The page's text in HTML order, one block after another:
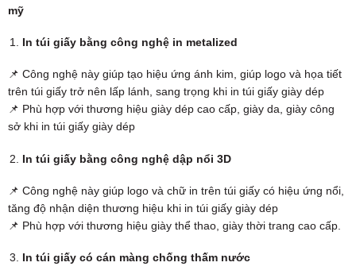
mỹ
In túi giấy bằng công nghệ in metalized
📌 Công nghệ này giúp tạo hiệu ứng ánh kim, giúp logo và họa tiết
trên túi giấy trở nên lấp lánh, sang trọng khi in túi giấy giày dép
📌 Phù hợp với thương hiệu giày dép cao cấp, giày da, giày công
sở khi in túi giấy giày dép
In túi giấy bằng công nghệ dập nổi 3D
📌 Công nghệ này giúp logo và chữ in trên túi giấy có hiệu ứng nổi,
tăng độ nhận diện thương hiệu khi in túi giấy giày dép
📌 Phù hợp với thương hiệu giày thể thao, giày thời trang cao cấp.
In túi giấy có cán màng chống thấm nước